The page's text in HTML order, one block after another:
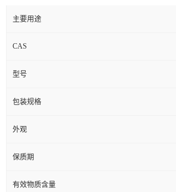
主要用途
CAS
型号
包装规格
外观
保质期
有效物质含量